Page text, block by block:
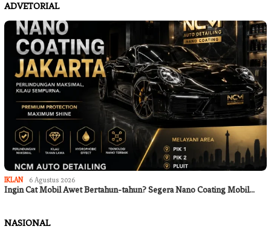
ADVETORIAL
IKLAN 6 Agustus 2026
Ingin Cat Mobil Awet Bertahun-tahun? Segera Nano Coating Mobil…
NASIONAL